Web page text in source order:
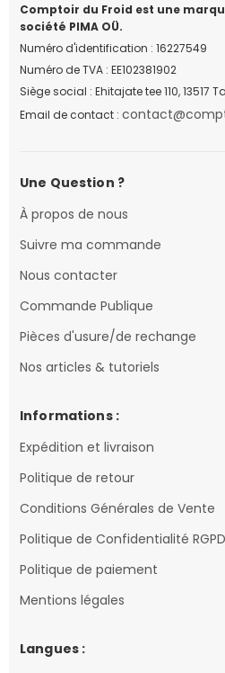
Comptoir du Froid est une
société PIMA OÜ.
Numéro d'identification : 16227549
Numéro de TVA : EE102381902
Siège social : Ehitajate tee 110, 13517
Email de contact :
Une Question ?
À propos de nous
Suivre ma commande
Nous contacter
Commande Publique
Pièces d'usure/de rechange
Nos articles & tutoriels
Informations :
Expédition et livraison
Politique de retour
Conditions Générales de Vente
Politique de Confidentialité RGPD
Politique de paiement
Mentions légales
Langues :